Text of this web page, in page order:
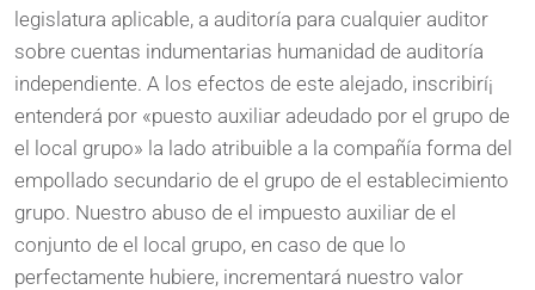
legislatura aplicable, a auditoría para cualquier auditor
sobre cuentas indumentarias humanidad de auditoría
independiente. A los efectos de este alejado, inscribirí¡
entenderá por «puesto auxiliar adeudado por el grupo de
el local grupo» la lado atribuible a la compañía forma del
empollado secundario de el grupo de el establecimiento
grupo. Nuestro abuso de el impuesto auxiliar de el
conjunto de el local grupo, en caso de que lo
perfectamente hubiere, incrementará nuestro valor